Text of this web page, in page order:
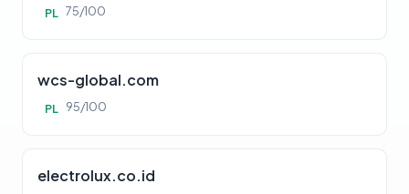
PL 75/100
wcs-global.com
PL 95/100
electrolux.co.id